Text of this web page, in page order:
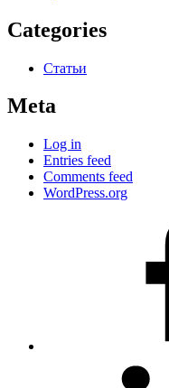
Categories
Статьи
Meta
Log in
Entries feed
Comments feed
WordPress.org